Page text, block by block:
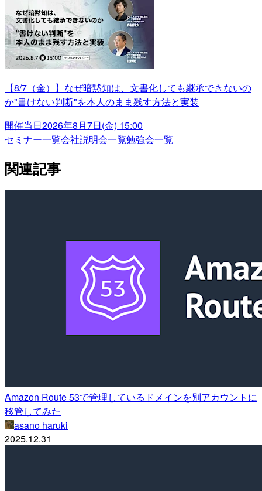
【8/7（金）】なぜ暗黙知は、文書化しても継承できないの
か"書けない判断"を本人のまま残す方法と実装
開催当日2026年8月7日(金) 15:00
セミナー一覧会社説明会一覧勉強会一覧
関連記事
Amazon Route 53で管理しているドメインを別アカウントに
移管してみた
asano haruki
2025.12.31